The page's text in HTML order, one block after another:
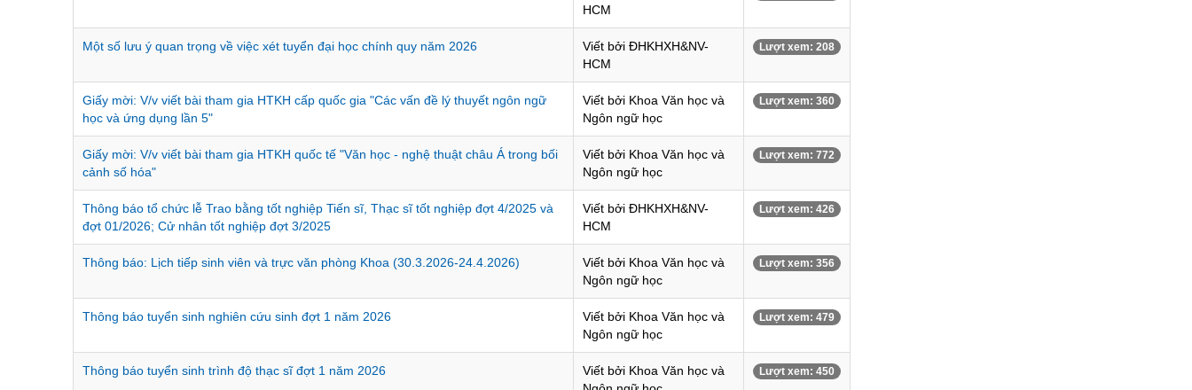
HCM
Một số lưu ý quan trọng về việc xét tuyển đại học chính quy năm 2026
Viết bởi ĐHKHXH&NV-
HCM
Lượt xem: 208
Giấy mời: V/v viết bài tham gia HTKH cấp quốc gia "Các vấn đề lý thuyết ngôn ngữ
học và ứng dụng lần 5"
Viết bởi Khoa Văn học và
Ngôn ngữ học
Lượt xem: 360
Giấy mời: V/v viết bài tham gia HTKH quốc tế "Văn học - nghệ thuật châu Á trong bối
cảnh số hóa"
Viết bởi Khoa Văn học và
Ngôn ngữ học
Lượt xem: 772
Thông báo tổ chức lễ Trao bằng tốt nghiệp Tiến sĩ, Thạc sĩ tốt nghiệp đợt 4/2025 và
đợt 01/2026; Cử nhân tốt nghiệp đợt 3/2025
Viết bởi ĐHKHXH&NV-
HCM
Lượt xem: 426
Thông báo: Lịch tiếp sinh viên và trực văn phòng Khoa (30.3.2026-24.4.2026)
Viết bởi Khoa Văn học và
Ngôn ngữ học
Lượt xem: 356
Thông báo tuyển sinh nghiên cứu sinh đợt 1 năm 2026
Viết bởi Khoa Văn học và
Ngôn ngữ học
Lượt xem: 479
Thông báo tuyển sinh trình độ thạc sĩ đợt 1 năm 2026
Viết bởi Khoa Văn học và
Lượt xem: 450